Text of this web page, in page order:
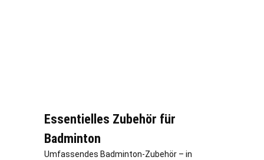
Essentielles Zubehör für
Badminton
Umfassendes Badminton-Zubehör – in